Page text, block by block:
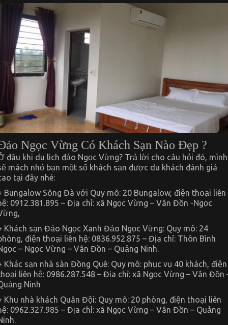
Ngọc Vừng Có Khách Sạn Nào Đẹp ?
đâu khi du lịch đảo Ngọc Vừng? Trả lời cho câu hỏi đó, mình
mách nhỏ bạn một số khách sạn được du khách đánh giá
tại đây nhé:
Bungalow Sông Đà với Quy mô: 20 Bungalow, điện thoại liên
0912.381.895 – Địa chỉ: xã Ngọc Vừng – Vân Đồn -Ngọc
Khách sạn Đảo Ngọc Xanh Đảo Ngọc Vừng: Quy mô: 24
điện thoại liên hệ: 0836.952.875 – Địa chỉ: Thôn Bình
– Ngọc Vừng – Vân Đồn – Quảng Ninh.
Khác sạn nhà sàn Đồng Quê: Quy mô: phục vụ 40 khách, điện
liên hệ: 0986.287.548 – Địa chỉ: xã Ngọc Vừng – Vân Đồn
Ninh
Khu nhà khách Quân Đội: Quy mô: 20 phòng, điện thoại liên
0962.327.985 – Địa chỉ: xã Ngọc Vừng – Vân Đồn – Quảng